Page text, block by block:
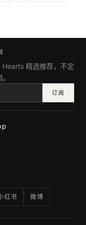
精选推荐，不定
订阅
红书 微博